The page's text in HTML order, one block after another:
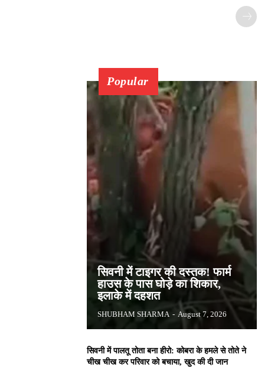
Popular
सिवनी में टाइगर की दस्तक! फार्म
हाउस के पास घोड़े का शिकार,
इलाके में दहशत
SHUBHAM SHARMA - August 7, 2026
सिवनी में पालतू तोता बना हीरो: कोबरा के हमले से तोते ने
चीख चीख कर परिवार को बचाया, खुद की दी जान